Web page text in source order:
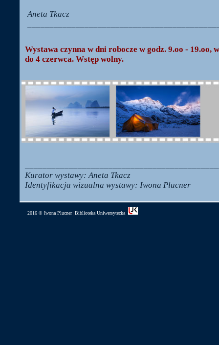
Aneta Tkacz
Wystawa czynna w dni robocze w godz. 9.oo - 19.oo,
do 4 czerwca. Wstęp wolny.
Kurator wystawy: Aneta Tkacz
Identyfikacja wizualna wystawy: Iwona Plucner
2016 © Iwona Plucner| Biblioteka Uniwersytecka